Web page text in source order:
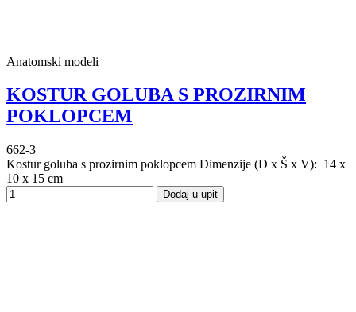
Anatomski modeli
KOSTUR GOLUBA S PROZIRNIM
POKLOPCEM
662-3
Kostur goluba s prozirnim poklopcem Dimenzije (D x Š x V): 14 x
10 x 15 cm
Dodaj u upit